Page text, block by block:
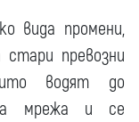
вида промени,
превозни
водят до
мрежа и се